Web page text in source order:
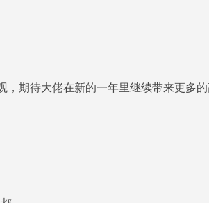
期待大佬在新的一年里继续带来更多的